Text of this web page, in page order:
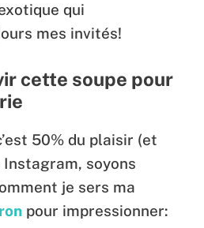
qui
mes invités!
cette soupe pour
50% du plaisir (et
soyons
je sers ma
pour impressionner: